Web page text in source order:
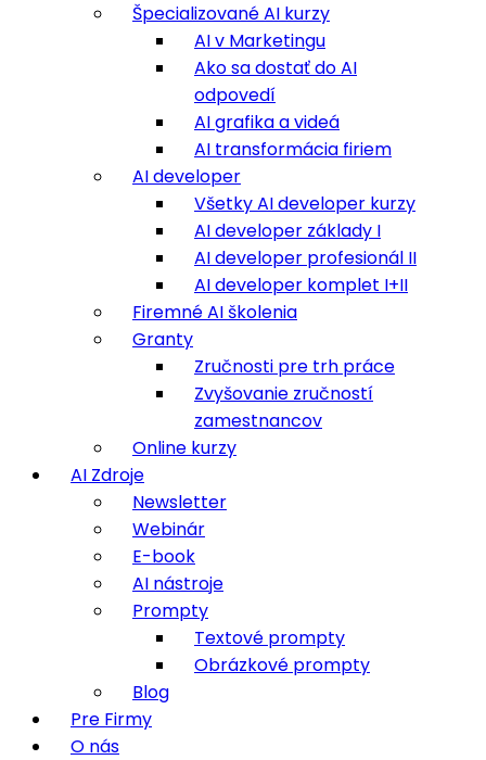
Špecializované AI kurzy
AI v Marketingu
Ako sa dostať do AI
odpovedí
AI grafika a videá
AI transformácia firiem
AI developer
Všetky AI developer kurzy
AI developer základy I
AI developer profesionál II
AI developer komplet I+II
Firemné AI školenia
Granty
Zručnosti pre trh práce
Zvyšovanie zručností
zamestnancov
Online kurzy
AI Zdroje
Newsletter
Webinár
E-book
AI nástroje
Prompty
Textové prompty
Obrázkové prompty
Blog
Pre Firmy
O nás